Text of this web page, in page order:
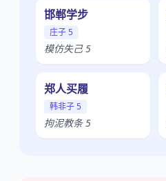
邯郸学步
庄子 5
模仿失己 5
郑人买履
韩非子 5
拘泥教条 5